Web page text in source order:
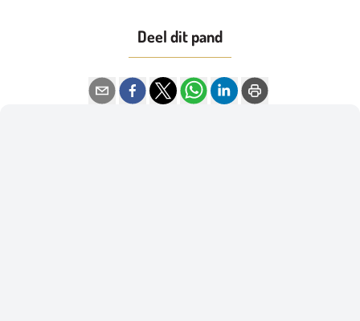
Deel dit pand